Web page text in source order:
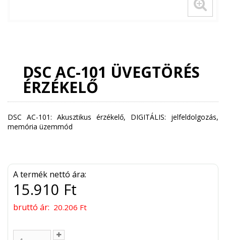
DSC AC-101 ÜVEGTÖRÉS
ÉRZÉKELŐ
DSC AC-101: Akusztikus érzékelő, DIGITÁLIS: jelfeldolgozás,
memória üzemmód
A termék nettó ára:
15.910 Ft
bruttó ár: 20.206 Ft